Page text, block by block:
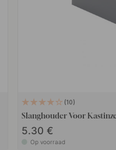
10
Slanghouder Voor
5.30 €
Op voorraad